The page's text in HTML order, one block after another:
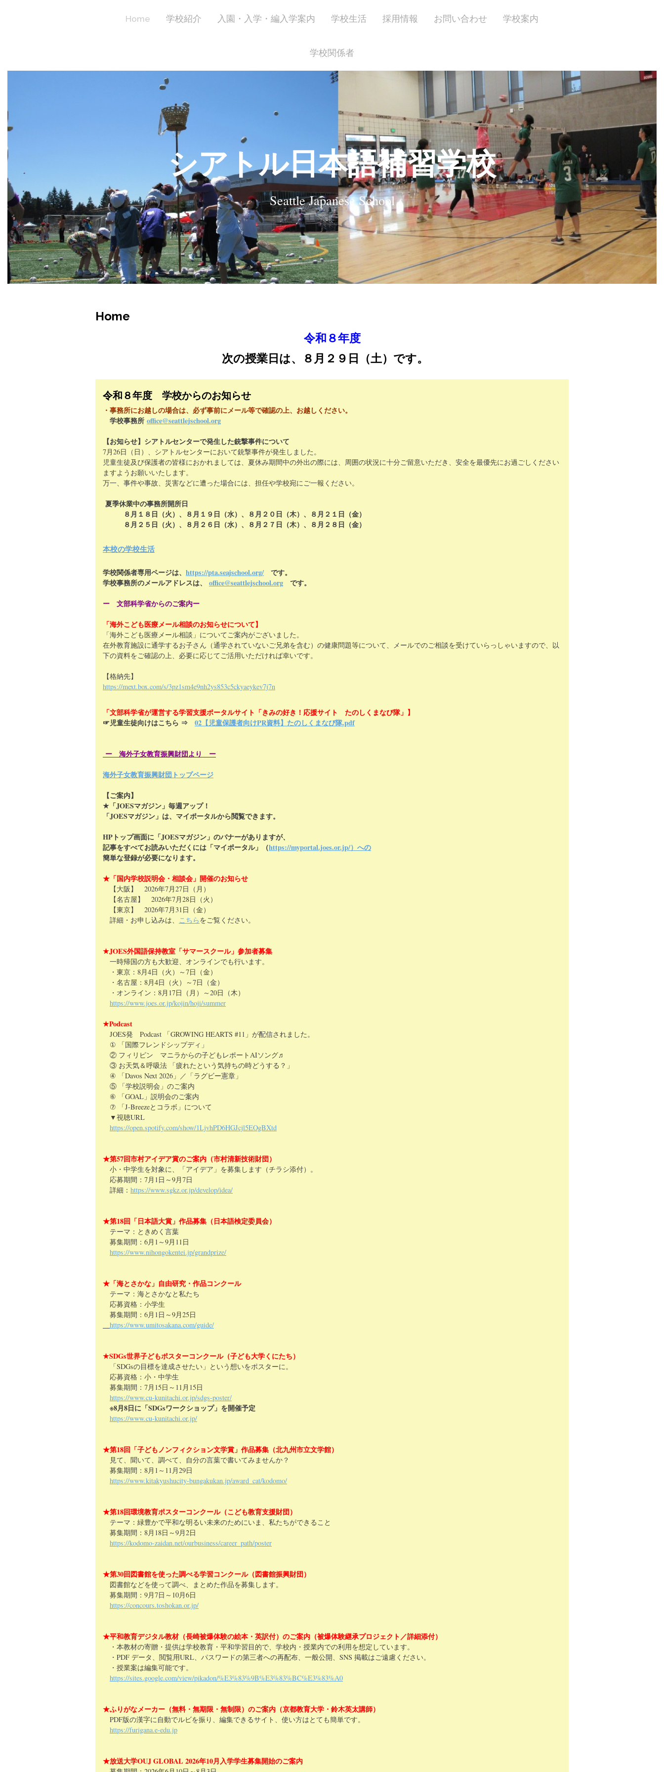
Home 学校紹介 入園・入学・編入学案内 学校生活 採用情報 お問い合わせ 学校案内
学校関係者
シアトル日本語補習学校
Seattle Japanese School
Home
令和８年度
次の授業日は、８月２９ 日（土）です。
令和８年度 学校からのお知らせ
・事務所にお越しの場合は、必ず事前にメール等で確認の上、お越しください。
学校事務所 office@seattlejschool.org
【お知らせ】シアトルセンターで発生した銃撃事件について
7月26日（日）、シアトルセンターにおいて銃撃事件が発生しました。
児童生徒及び保護者の皆様におかれましては、夏休み期間中の外出の際には、周囲の状況に十分ご留意いただき、安全を最優先にお過ごしください
ますようお願いいたします。
万一、事件や事故、災害などに遭った場合には、担任や学校宛にご一報ください。
夏季休業中の事務所開所日
８月１８日（火）、８月１９日（水）、８月２０日（木）、８月２１日（金）
８月２５日（火）、８月２６日（水）、８月２７日（木）、８月２８日（金）
本校の学校生活
学校関係者専用ページは、 https://pta.seajschool.org/です。
学校事務所のメールアドレスは、 office@seattlejschool.org です。
ー 文部科学省からのご案内ー
「海外こども医療メール相談のお知らせについて】
「海外こども医療メール相談」についてご案内がございました。
在外教育施設に通学するお子さん（通学されていないご兄弟を含む）の健康問題等について、メールでのご相談を受けていらっしゃいますので、以
下の資料をご確認の上、必要に応じてご活用いただければ幸いです。
【格納先】
https://mext.box.com/s/3pz1sm4e9nh2ys853c5ckyaeykev7j7n
「文部科学省が運営する学習支援ポータルサイト「きみの好き！応援サイト たのしくまなび隊」】
☞児童生徒向けはこちら ⇒ 02【児童保護者向けPR資料】たのしくまなび隊.pdf
ー 海外子女教育振興財団より ー
海外子女教育振興財団トップページ
【ご案内】
★「JOESマガジン」毎週アップ！
「JOESマガジン」は、マイポータルから閲覧できます。
HPトップ画面に「JOESマガジン」のバナーがありますが、
記事をすべてお読みいただくには「マイポータル」（https://myportal.joes.or.jp/）への
簡単な登録が必要になります。
★「国内学校説明会・相談会」開催のお知らせ
【大阪】 2026年7月27日（月）
【名古屋】 2026年7月28日（火）
【東京】 2026年7月31日（金）
詳細・お申し込みは、
こちらをご覧ください。
★JOES外国語保持教室「サマースクール」参加者募集
一時帰国の方も大歓迎、オンラインでも行います。
・東京：8月4日（火）～7日（金）
・名古屋：8月4日（火）～7日（金）
・オンライン：8月17日（月）～20日（木）
https://www.joes.or.jp/kojin/hoji/summer
★Podcast
JOES発 Podcast 「GROWING HEARTS #11」が配信されました。
① 「国際フレンドシップディ」
② フィリピン マニラからの子どもレポートAIソング♬
③ お天気＆呼吸法 「疲れたという気持ちの時どうする？」
④ 「Davos Next 2026」／「ラグビー憲章」
⑤ 「学校説明会」のご案内
⑥ 「GOAL」説明会のご案内
⑦ 「J-Breezeとコラボ」について
▼視聴URL
https://open.spotify.com/show/1LjvhPD6HGJcjl5EOgBXtd
★第57回市村アイデア賞のご案内（市村清新技術財団）
小・中学生を対象に、「アイデア」を募集します（チラシ添付）。
応募期間：7月1日～9月7日
詳細： https://www.sgkz.or.jp/develop/idea/
★第18回「日本語大賞」作品募集（日本語検定委員会）
テーマ：ときめく言葉
募集期間：6月1～9月11日
https://www.nihongokentei.jp/grandprize/
★「海とさかな」自由研究・作品コンクール
テーマ：海とさかなと私たち
応募資格：小学生
募集期間：6月1日～9月25日
https://www.umitosakana.com/guide/
★SDGs世界子どもポスターコンクール（子ども大学くにたち）
「SDGsの目標を達成させたい」という想いをポスターに。
応募資格：小・中学生
募集期間：7月15日～11月15日
https://www.cu-kunitachi.or.jp/sdgs-poster/
※8月8日に「SDGsワークショップ」を開催予定
https://www.cu-kunitachi.or.jp/
★第18回「子どもノンフィクション文学賞」作品募集（北九州市立文学館）
見て、聞いて、調べて、自分の言葉で書いてみませんか？
募集期間：8月1～11月29日
https://www.kitakyushucity-bungakukan.jp/award_cat/kodomo/
★第18回環境教育ポスターコンクール（こども教育支援財団）
テーマ：緑豊かで平和な明るい未来のためにいま、私たちができること
募集期間：8月18日～9月2日
https://kodomo-zaidan.net/ourbusiness/career_path/poster
★第30回図書館を使った調べる学習コンクール（図書館振興財団）
図書館などを使って調べ、まとめた作品を募集します。
募集期間：9月7日～10月6日
https://concours.toshokan.or.jp/
★平和教育デジタル教材（長崎被爆体験の絵本・英訳付）のご案内（被爆体験継承プロジェクト／詳細添付）
・本教材の寄贈・提供は学校教育・平和学習目的で、学校内・授業内での利用を想定しています。
・PDF データ、閲覧用URL、パスワードの第三者への再配布、一般公開、SNS 掲載はご遠慮ください。
・授業案は編集可能です。
https://sites.google.com/view/pikadon/%E3%83%9B%E3%83%BC%E3%83%A0
★ふりがなメーカー（無料・無期限・無制限）のご案内（京都教育大学・鈴木英太講師）
PDF版の漢字に自動でルビを振り、編集できるサイト、使い方はとても簡単です。
https://furigana.e-edu.jp
★放送大学OUJ GLOBAL 2026年10月入学学生募集開始のご案内